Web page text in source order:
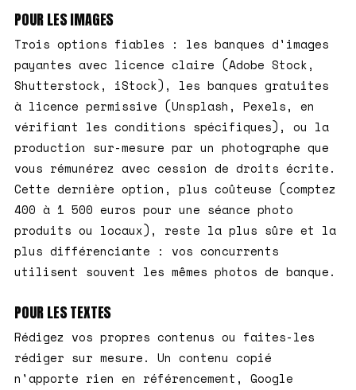
POUR LES IMAGES
Trois options fiables : les banques d'images
payantes avec licence claire (Adobe Stock,
Shutterstock, iStock), les banques gratuites
à licence permissive (Unsplash, Pexels, en
vérifiant les conditions spécifiques), ou la
production sur-mesure par un photographe que
vous rémunérez avec cession de droits écrite.
Cette dernière option, plus coûteuse (comptez
400 à 1 500 euros pour une séance photo
produits ou locaux), reste la plus sûre et la
plus différenciante : vos concurrents
utilisent souvent les mêmes photos de banque.
POUR LES TEXTES
Rédigez vos propres contenus ou faites-les
rédiger sur mesure. Un contenu copié
n'apporte rien en référencement, Google